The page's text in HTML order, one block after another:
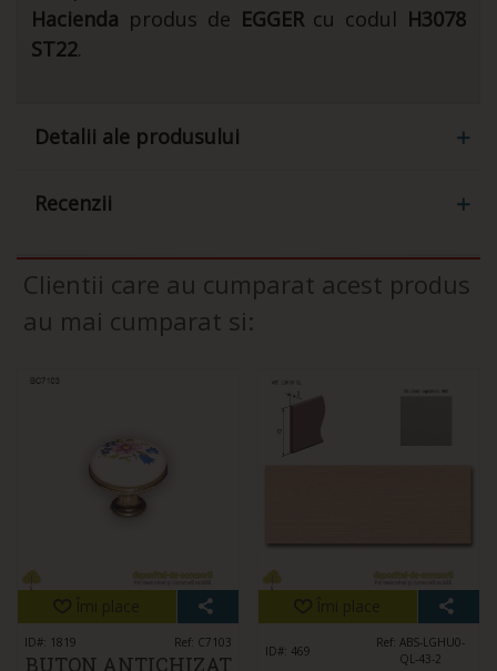
Hacienda produs de EGGERcu codul H3078
ST22.
Detalii ale produsului
Recenzii
Clientii care au cumparat acest produs
au mai cumparat si:
ID#: 1819 Ref: C7103
BUTON ANTICHIZAT
ID#: 469
Ref: ABS-LGHU0-
QL-43-2